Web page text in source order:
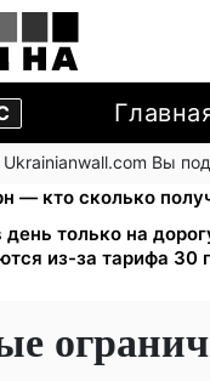
Вы
III группы
— кто сколько
день только на
из-за тарифа 30